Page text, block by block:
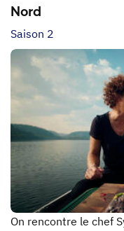
Nord
Saison 2
On rencontre le chef